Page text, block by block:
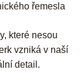
řemesla
které nesou
vzniká v naší
detail.